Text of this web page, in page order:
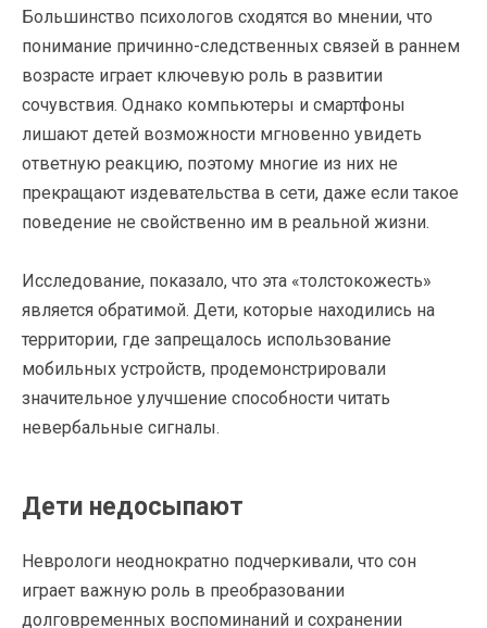
Большинство психологов сходятся во мнении, что
понимание причинно-следственных связей в раннем
возрасте играет ключевую роль в развитии
сочувствия. Однако компьютеры и смартфоны
лишают детей возможности мгновенно увидеть
ответную реакцию, поэтому многие из них не
прекращают издевательства в сети, даже если такое
поведение не свойственно им в реальной жизни.
Исследование, показало, что эта «толстокожесть»
является обратимой. Дети, которые находились на
территории, где запрещалось использование
мобильных устройств, продемонстрировали
значительное улучшение способности читать
невербальные сигналы.
Дети недосыпают
Неврологи неоднократно подчеркивали, что сон
играет важную роль в преобразовании
долговременных воспоминаний и сохранении